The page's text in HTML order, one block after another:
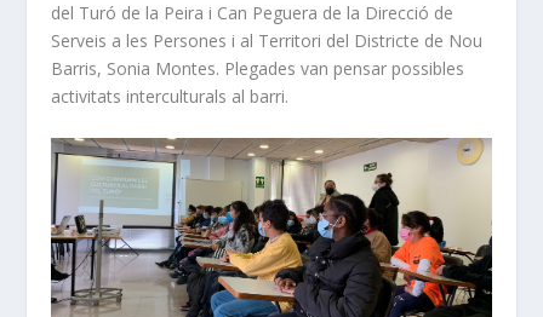
del Turó de la Peira i Can Peguera de la Direcció de
Serveis a les Persones i al Territori del Districte de Nou
Barris, Sonia Montes. Plegades van pensar possibles
activitats interculturals al barri.